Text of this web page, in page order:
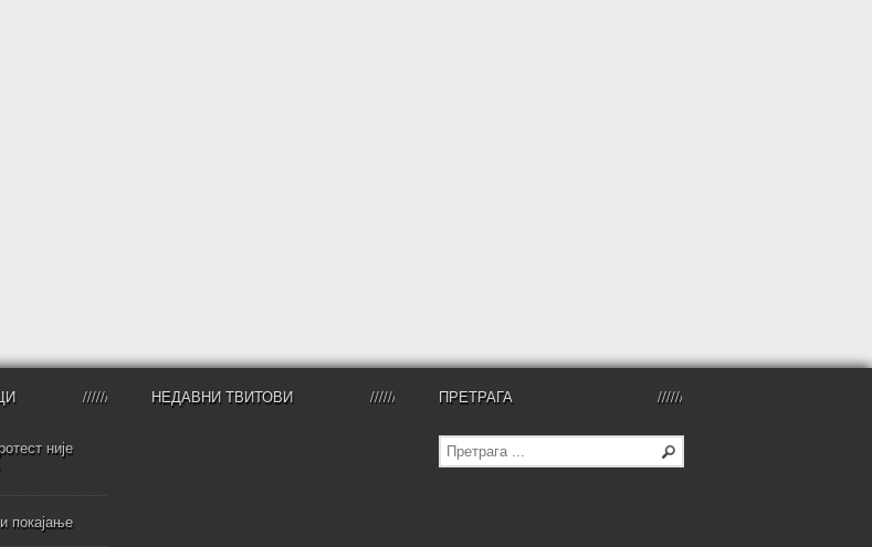
није
покајање
НЕДАВНИ ТВИТОВИ ПРЕТРАГА